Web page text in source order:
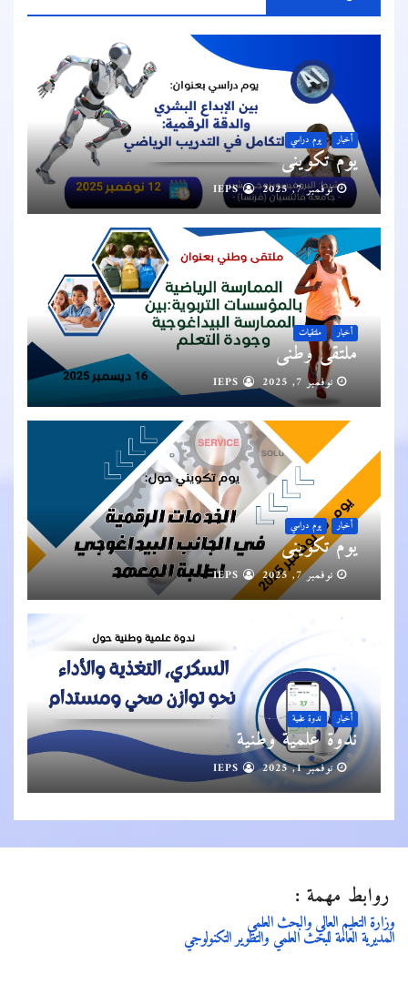
أخبار يوم دراسي
يوم تكويني
نوفمبر 7, 2025 IEPS
أخبار ملتقيات
ملتقى وطني
نوفمبر 7, 2025
أخبار يوم دراسي
يوم تكويني
نوفمبر 7, 2025
أخبار ندوة علمية
ندوة علمية وطنية
نوفمبر 1, 2025
روابط مهمة :
وزارة التعليم العالي والبحث العلمي
المديرية العامة للبحث العلمي والتطوير التكنولوجي